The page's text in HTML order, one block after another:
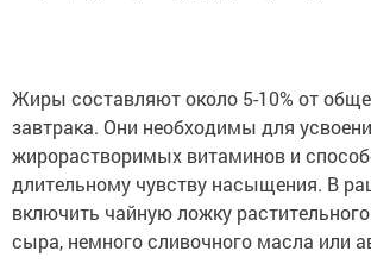
Жиры составляют около 5-10% от
завтрака. Они необходимы для
жирорастворимых витаминов и
длительному чувству насыщения. В
включить чайную ложку
сыра, немного сливочного масла или